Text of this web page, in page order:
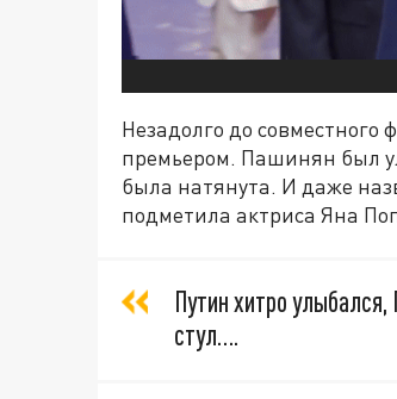
Незадолго до
премьером. Пашинян был
была натянута. И даже
подметила актриса Яна
Путин хитро
стул….